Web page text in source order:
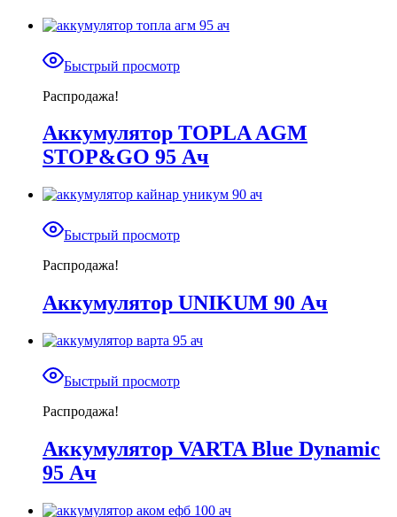
Быстрый просмотр
Распродажа!
Аккумулятор TOPLA AGM
STOP&GO 95 Ач
Быстрый просмотр
Распродажа!
Аккумулятор UNIKUM 90 Ач
Быстрый просмотр
Распродажа!
Аккумулятор VARTA Blue Dynamic
95 Ач